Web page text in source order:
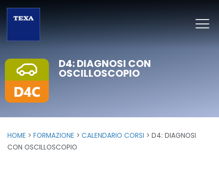
D4: DIAGNOSI CON
OSCILLOSCOPIO
HOME FORMAZIONE CALENDARIO CORSI
D4: DIAGNOSI
CON OSCILLOSCOPIO